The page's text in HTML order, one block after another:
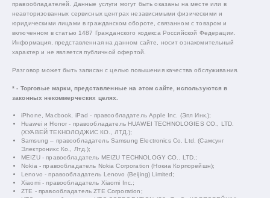
правообладателей. Данные услуги могут быть оказаны на месте или в
неавторизованных сервисных центрах независимыми физическими и
юридическими лицами в гражданском обороте, связанном с товаром и
включенном в статью 1487 Гражданского кодекса Российской Федерации.
Информация, представленная на данном сайте, носит ознакомительный
характер и не является публичной офертой.
Разговор может быть записан с целью повышения качества обслуживания.
* - Торговые марки, представленные на этом сайте, используются в
законных некоммерческих целях.
iPhone, Macbook, iPad - правообладатель Apple Inc. (Эпл Инк.);
Huawei и Honor - правообладатель HUAWEI TECHNOLOGIES CO., LTD.
(ХУАВЕЙ ТЕКНОЛОДЖИС КО., ЛТД.);
Samsung – правообладатель Samsung Electronics Co. Ltd. (Самсунг
Электроникс Ко., Лтд.);
MEIZU - правообладатель MEIZU TECHNOLOGY CO., LTD.;
Nokia - правообладатель Nokia Corporation (Нокиа Корпорейшн);
Lenovo - правообладатель Lenovo (Beijing) Limited;
Xiaomi - правообладатель Xiaomi Inc.;
ZTE - правообладатель ZTE Corporation;